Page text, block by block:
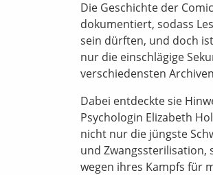
Die Geschichte der
dokumentiert, sodass
sein dürften, und doch
nur die einschlägige
verschiedensten
Dabei entdeckte sie
Psychologin Elizabeth
nicht nur die jüngste
und Zwangssterilisation,
wegen ihres Kampfs für